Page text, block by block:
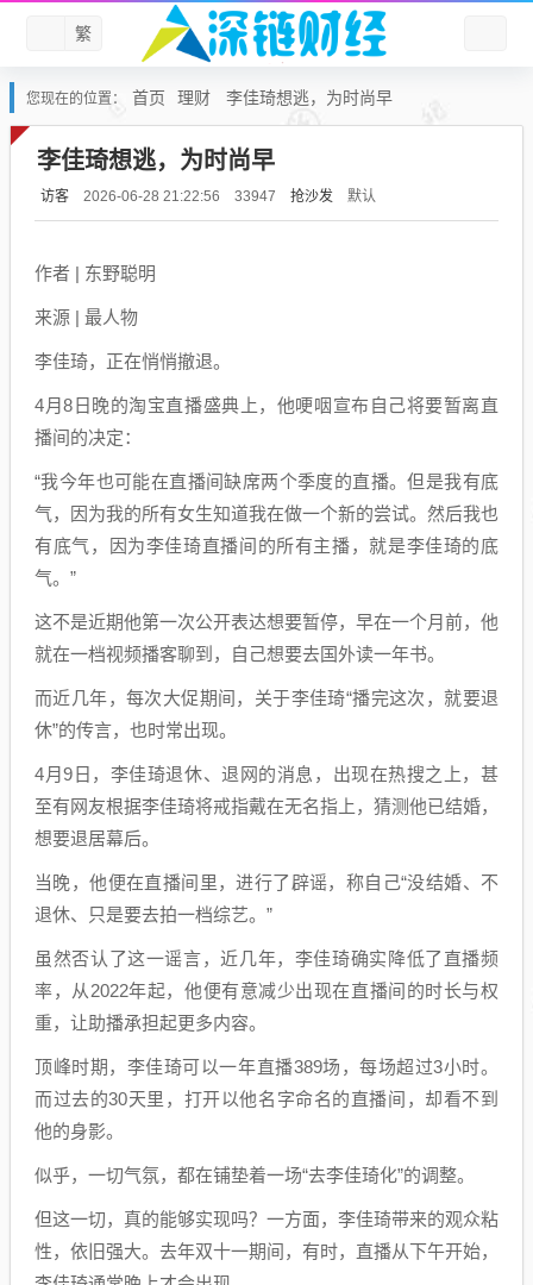
繁
您现在的位置： 首页 理财 李佳琦想逃，为时尚早
李佳琦想逃，为时尚早
访客 2026-06-28 21:22:56 33947 抢沙发 默认
作者 | 东野聪明
来源 | 最人物
李佳琦，正在悄悄撤退。
4月8日晚的淘宝直播盛典上，他哽咽宣布自己将要暂离直
播间的决定：
“我今年也可能在直播间缺席两个季度的直播。但是我有底
气，因为我的所有女生知道我在做一个新的尝试。然后我也
有底气，因为李佳琦直播间的所有主播，就是李佳琦的底
气。”
这不是近期他第一次公开表达想要暂停，早在一个月前，他
就在一档视频播客聊到，自己想要去国外读一年书。
而近几年，每次大促期间，关于李佳琦“播完这次，就要退
休”的传言，也时常出现。
4月9日，李佳琦退休、退网的消息，出现在热搜之上，甚
至有网友根据李佳琦将戒指戴在无名指上，猜测他已结婚，
想要退居幕后。
当晚，他便在直播间里，进行了辟谣，称自己“没结婚、不
退休、只是要去拍一档综艺。”
虽然否认了这一谣言，近几年，李佳琦确实降低了直播频
率，从2022年起，他便有意减少出现在直播间的时长与权
重，让助播承担起更多内容。
顶峰时期，李佳琦可以一年直播389场，每场超过3小时。
而过去的30天里，打开以他名字命名的直播间，却看不到
他的身影。
似乎，一切气氛，都在铺垫着一场“去李佳琦化”的调整。
但这一切，真的能够实现吗？一方面，李佳琦带来的观众粘
性，依旧强大。去年双十一期间，有时，直播从下午开始，